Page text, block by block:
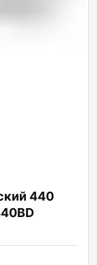
440